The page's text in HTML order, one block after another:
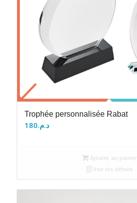
Trophée personnalisée Rabat
د.م.180
Ajouter au panier
Voir les détails